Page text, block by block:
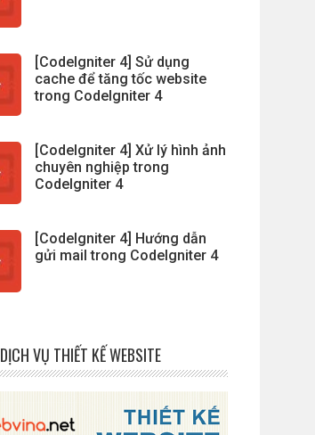
[CodeIgniter 4] Sử dụng
cache để tăng tốc website
trong CodeIgniter 4
[CodeIgniter 4] Xử lý hình ảnh
chuyên nghiệp trong
CodeIgniter 4
[CodeIgniter 4] Hướng dẫn
gửi mail trong CodeIgniter 4
DỊCH VỤ THIẾT KẾ WEBSITE